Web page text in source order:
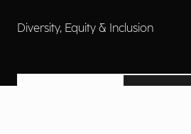
Diversity, Equity & Inclusion